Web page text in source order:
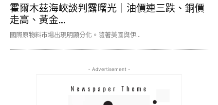
霍爾木茲海峽談判露曙光｜油價連三跌、銅價
走高、黃金...
國際原物料市場出現明顯分化。隨著美國與伊...
- Advertisement -